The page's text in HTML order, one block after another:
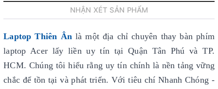
NHẬN XÉT SẢN PHẨM
Laptop Thiên Ân là một địa chỉ chuyên thay bàn phím
laptop Acer lấy liền uy tín tại Quận Tân Phú và TP.
HCM. Chúng tôi hiểu rằng uy tín chính là nền tảng vững
chắc để tồn tại và phát triển. Với tiêu chí Nhanh Chóng -